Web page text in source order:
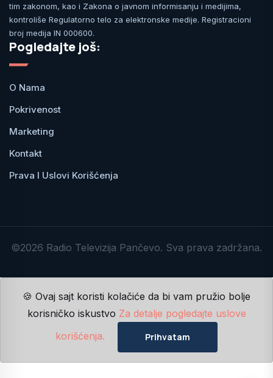
tim zakonom, kao i Zakona o javnom informisanju i medijima,
kontroliše Regulatorno telo za elektronske medije. Registracioni
broj medija IN 000600.
Pogledajte još:
O Nama
Pokrivenost
Marketing
Kontakt
Prava I Uslovi Korišćenja
©2026 Radio Televizija Pančevo. Sva prava zadržana.
🍪 Ovaj sajt koristi kolačiće da bi vam pružio bolje
korisničko iskustvo Za detalje pogledajte uslove
korišćenja.
Prihvatam